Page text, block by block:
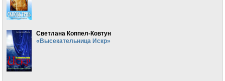
Светлана Коппел-Ковтун
«Высекательница Искр»